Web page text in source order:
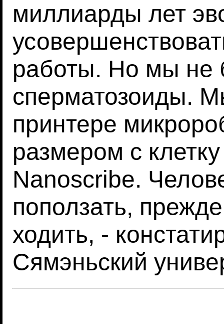
миллиарды лет
работы. Но мы не
сперматозоиды.
принтере
размером с
Nanoscribe.
поползать,
ходить, -
Сямэньский